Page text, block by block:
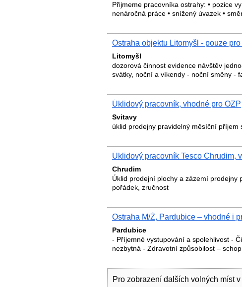
Přijmeme pracovníka ostrahy: • pozice
nenáročná práce • snížený úvazek •
Ostraha objektu Litomyšl - pouze
Litomyšl
dozorová činnost evidence návštěv
svátky, noční a víkendy - noční směny -
Úklidový pracovník, vhodné pro OZP
Svitavy
úklid prodejny pravidelný měsíční příjem
Úklidový pracovník Tesco Chrudim,
Chrudim
Úklid prodejní plochy a zázemí prodejny
pořádek, zručnost
Ostraha M/Ž, Pardubice – vhodné i
Pardubice
- Příjemné vystupování a spolehlivost -
nezbytná - Zdravotní způsobilost –
Pro zobrazení dalších volných míst